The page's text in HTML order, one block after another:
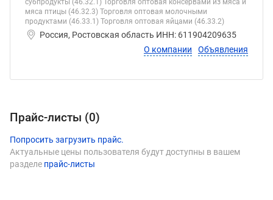
субпродукты (46.32.1) Торговля оптовая консервами из мяса и
мяса птицы (46.32.3) Торговля оптовая молочными
продуктами (46.33.1) Торговля оптовая яйцами (46.33.2)
Россия, Ростовская область ИНН: 611904209635
О компании
Объявления
Прайс-листы (0)
Попросить загрузить прайс.
Актуальные цены пользователя будут доступны в вашем
разделе прайс-листы